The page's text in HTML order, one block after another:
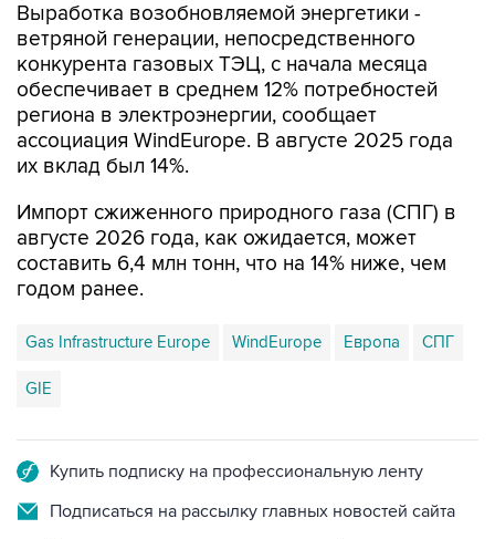
Выработка возобновляемой энергетики -
ветряной генерации, непосредственного
конкурента газовых ТЭЦ, с начала месяца
обеспечивает в среднем 12% потребностей
региона в электроэнергии, сообщает
ассоциация WindEurope. В августе 2025 года
их вклад был 14%.
Импорт сжиженного природного газа (СПГ) в
августе 2026 года, как ожидается, может
составить 6,4 млн тонн, что на 14% ниже, чем
годом ранее.
Gas Infrastructure Europe WindEurope Европа СПГ
GIE
Купить подписку на профессиональную ленту
Подписаться на рассылку главных новостей сайта